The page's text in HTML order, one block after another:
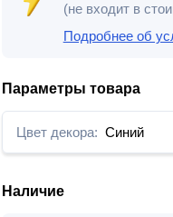
(не входит в
Подробнее об
Параметры товара
Цвет декора: Синий
Наличие